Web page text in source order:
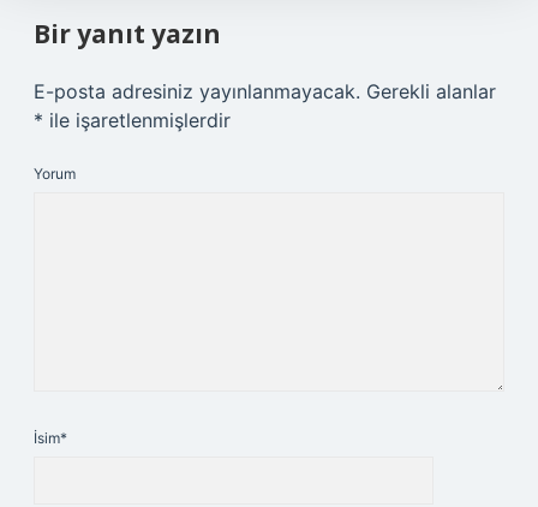
Bir yanıt yazın
E-posta adresiniz yayınlanmayacak. Gerekli alanlar
* ile işaretlenmişlerdir
Yorum
İsim*